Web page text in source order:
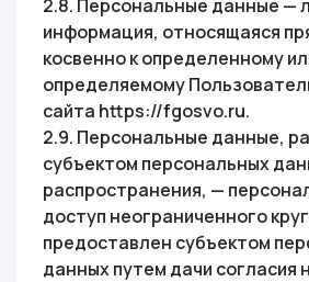
2.8. Персональные данные —
информация, относящаяся
косвенно к определенному
определяемому
сайта https://fgosvo.ru.
2.9. Персональные данные,
субъектом персональных
распространения, —
доступ неограниченного
предоставлен субъектом
данных путем дачи согласия